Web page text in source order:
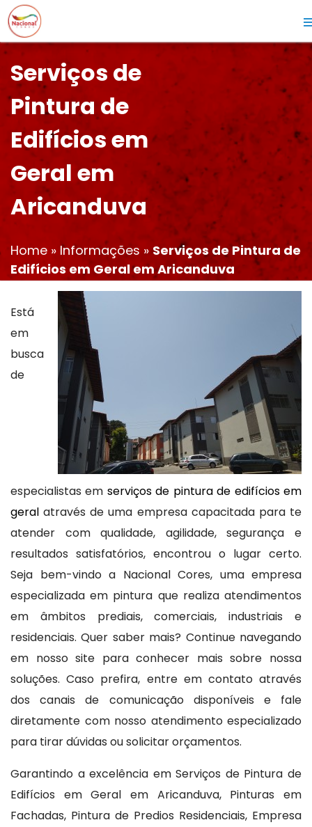
Serviços de
Pintura de
Edifícios em
Geral em
Aricanduva
Home » Informações » Serviços de Pintura de
Edifícios em Geral em Aricanduva
Está
em
busca
de
especialistas em serviços de pintura de edifícios em
geral através de uma empresa capacitada para te
atender com qualidade, agilidade, segurança e
resultados satisfatórios, encontrou o lugar certo.
Seja bem-vindo a Nacional Cores, uma empresa
especializada em pintura que realiza atendimentos
em âmbitos prediais, comerciais, industriais e
residenciais. Quer saber mais? Continue navegando
em nosso site para conhecer mais sobre nossa
soluções. Caso prefira, entre em contato através
dos canais de comunicação disponíveis e fale
diretamente com nosso atendimento especializado
para tirar dúvidas ou solicitar orçamentos.
Garantindo a excelência em Serviços de Pintura de
Edifícios em Geral em Aricanduva, Pinturas em
Fachadas, Pintura de Predios Residenciais, Empresa